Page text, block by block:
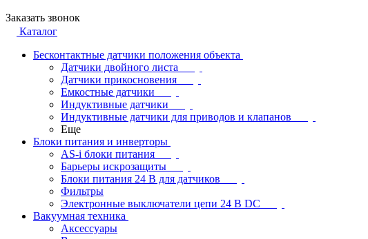
Заказать звонок
Каталог
Бесконтактные датчики положения объекта
Датчики двойного листа
Датчики прикосновения
Емкостные датчики
Индуктивные датчики
Индуктивные датчики для приводов и клапанов
Еще
Блоки питания и инверторы
AS-i блоки питания
Барьеры искрозащиты
Блоки питания 24 В для датчиков
Фильтры
Электронные выключатели цепи 24 В DC
Вакуумная техника
Аксессуары